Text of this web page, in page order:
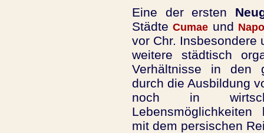
Eine der ersten
StädteCumae und
vor Chr. Insbesondere
weitere städtisch
Verhältnisse in den
durch die Ausbildung
noch in
mit dem persischen